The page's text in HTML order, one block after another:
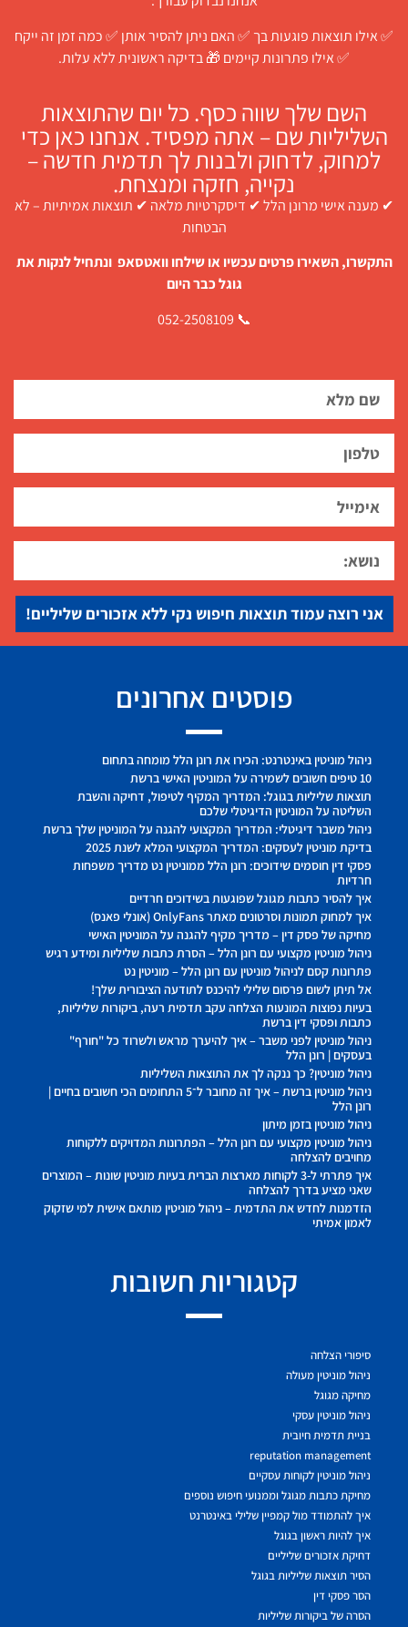
✅ אילו תוצאות פוגעות בך ✅ האם ניתן להסיר אותן ✅ כמה זמן זה ייקח
✅ אילו פתרונות קיימים 🎁 בדיקה ראשונית ללא עלות.
השם שלך שווה כסף. כל יום שהתוצאות
השליליות שם – אתה מפסיד. אנחנו כאן כדי
למחוק, לדחוק ולבנות לך תדמית חדשה –
נקייה, חזקה ומנצחת.
✔ מענה אישי מרונן הלל ✔ דיסקרטיות מלאה ✔ תוצאות אמיתיות – לא
הבטחות
התקשרו, השאירו פרטים עכשיו או שילחו וואטסאפ ונתחיל לנקות את
גוגל כבר היום
📞 052-2508109
אני רוצה עמוד תוצאות חיפוש נקי ללא אזכורים שליליים!
פוסטים אחרונים
ניהול מוניטין באינטרנט: הכירו את רונן הלל מומחה בתחום
10 טיפים חשובים לשמירה על המוניטין האישי ברשת
תוצאות שליליות בגוגל: המדריך המקיף לטיפול, דחיקה והשבת
השליטה על המוניטין הדיגיטלי שלכם
ניהול משבר דיגיטלי: המדריך המקצועי להגנה על המוניטין שלך ברשת
בדיקת מוניטין לעסקים: המדריך המקצועי המלא לשנת 2025
פסקי דין חוסמים שידוכים: רונן הלל ממוניטין נט מדריך משפחות
חרדיות
איך להסיר כתבות מגוגל שפוגעות בשידוכים חרדיים
איך למחוק תמונות וסרטונים מאתר OnlyFans (אונלי פאנס)
מחיקה של פסק דין – מדריך מקיף להגנה על המוניטין האישי
ניהול מוניטין מקצועי עם רונן הלל – הסרת כתבות שליליות ומידע רגיש
פתרונות קסם לניהול מוניטין עם רונן הלל – מוניטין נט
אל תיתן לשום פרסום שלילי להיכנס לתודעה הציבורית שלך!
בעיות נפוצות המונעות הצלחה עקב תדמית רעה, ביקורות שליליות,
כתבות ופסקי דין ברשת
ניהול מוניטין לפני משבר – איך להיערך מראש ולשרוד כל "חורף"
בעסקים | רונן הלל
ניהול מוניטין? כך ננקה לך את התוצאות השליליות
ניהול מוניטין ברשת – איך זה מחובר ל־5 התחומים הכי חשובים בחיים |
רונן הלל
ניהול מוניטין בזמן מיתון
ניהול מוניטין מקצועי עם רונן הלל – הפתרונות המדויקים ללקוחות
מחויבים להצלחה
איך פתרתי ל-3 לקוחות מארצות הברית בעיות מוניטין שונות – המוצרים
שאני מציע בדרך להצלחה
הזדמנות לחדש את התדמית – ניהול מוניטין מותאם אישית למי שזקוק
לאמון אמיתי
קטגוריות חשובות
סיפורי הצלחה
ניהול מוניטין מעולה
מחיקה מגוגל
ניהול מוניטין עסקי
בניית תדמית חיובית
reputation management
ניהול מוניטין לקוחות עסקיים
מחיקת כתבות מגוגל וממנועי חיפוש נוספים
איך להתמודד מול קמפיין שלילי באינטרנט
איך להיות ראשון בגוגל
דחיקת אזכורים שליליים
הסיר תוצאות שליליות בגוגל
הסר פסקי דין
הסרה של ביקורות שליליות